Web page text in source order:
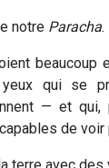
notre Paracha.
beaucoup
qui se
— et qui,
de voir
terre avec